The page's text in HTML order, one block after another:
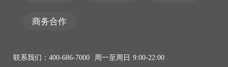
商务合作
联系我们：400-686-7000 周一至周日 9:00-22:00